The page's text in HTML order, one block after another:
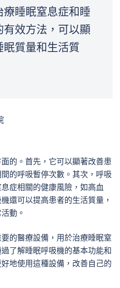
療睡眠窒息症和睡
有效方法，可以顯
質量和生活質
的。首先，它可以顯著改善患
的呼吸暫停次數。其次，呼吸
症相關的健康風險，如高血
還可以提高患者的生活質量，
動。
的醫療設備，用於治療睡眠窒
了解睡眠呼吸機的基本功能和
地使用這種設備，改善自己的